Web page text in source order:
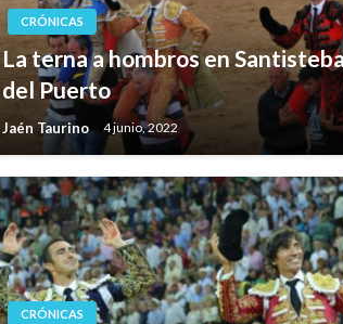
CRÓNICAS
La terna a hombros en
del Puerto
Jaén Taurino 4 junio, 2022
CRÓNICAS